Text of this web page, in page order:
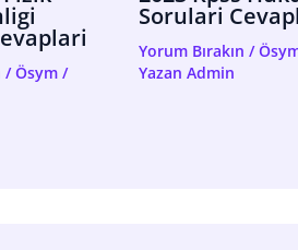
/Ösym /
Sorulari
Yorum Bırakın /
Yazan Admin